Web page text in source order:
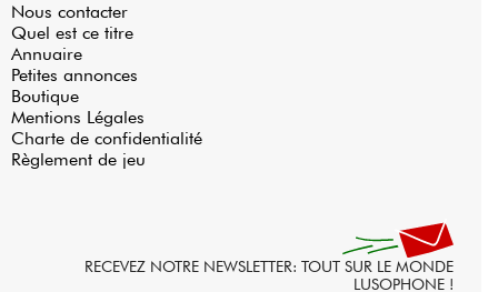
Nous contacter
Quel est ce titre
Annuaire
Petites annonces
Boutique
Mentions Légales
Charte de confidentialité
Règlement de jeu
RECEVEZ NOTRE NEWSLETTER: TOUT SUR LE MONDE
LUSOPHONE !